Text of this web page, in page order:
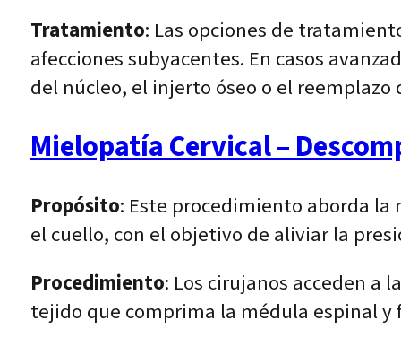
Tratamiento: Las opciones de
afecciones subyacentes. En casos
del núcleo, el injerto óseo o el reemplazo
Mielopatía Cervical –
Propósito: Este procedimiento aborda
el cuello, con el objetivo de aliviar la
Procedimiento: Los cirujanos acceden a
tejido que comprima la médula espinal